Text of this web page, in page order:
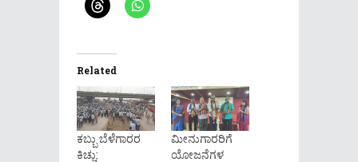
Related
ಕಬ್ಬು ಬೆಳೆಗಾರರ
ಕಿಚ್ಚು:
ಮೀನುಗಾರರಿಗೆ
ಯೋಜನೆಗಳ